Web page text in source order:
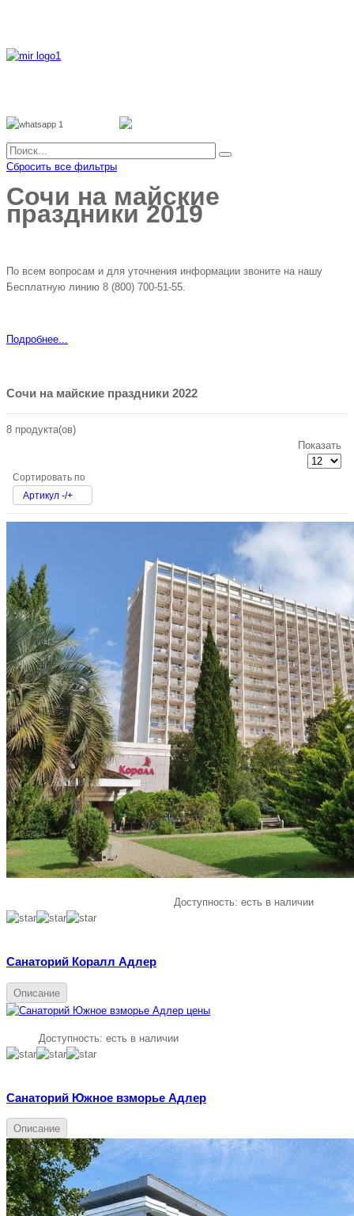
Сбросить все фильтры
Сочи на майские
праздники 2019
По всем вопросам и для уточнения информации звоните на нашу
Бесплатную линию 8 (800) 700-51-55.
Подробнее...
Сочи на майские праздники 2022
8 продукта(ов)
Показать
Сортировать по
Артикул -/+
Доступность: есть в наличии
Санаторий Коралл Адлер
Описание
Доступность: есть в наличии
Санаторий Южное взморье Адлер
Описание